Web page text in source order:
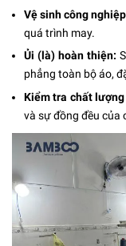
Vệ sinh công
quá trình may.
Ủi (là) hoàn thiện:
phẳng toàn bộ áo,
Kiểm tra chất lượng
và sự đồng đều của